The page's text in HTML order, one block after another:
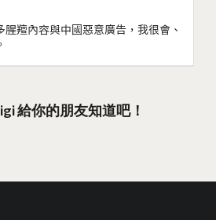
羶內容與中國惡意廣告，我很會、
給你的朋友知道吧！